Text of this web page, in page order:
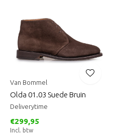
Van Bommel
Olda 01.03 Suede Bruin
Deliverytime
€299,95
Incl. btw